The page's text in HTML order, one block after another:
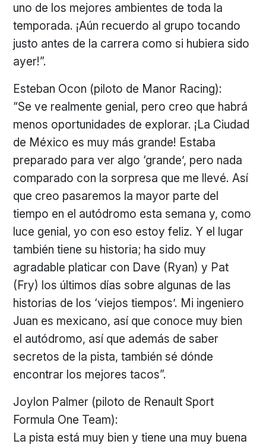
uno de los mejores ambientes de toda la
temporada. ¡Aún recuerdo al grupo tocando
justo antes de la carrera como si hubiera sido
ayer!”.
Esteban Ocon (piloto de Manor Racing):
“Se ve realmente genial, pero creo que habrá
menos oportunidades de explorar. ¡La Ciudad
de México es muy más grande! Estaba
preparado para ver algo ‘grande’, pero nada
comparado con la sorpresa que me llevé. Así
que creo pasaremos la mayor parte del
tiempo en el autódromo esta semana y, como
luce genial, yo con eso estoy feliz. Y el lugar
también tiene su historia; ha sido muy
agradable platicar con Dave (Ryan) y Pat
(Fry) los últimos días sobre algunas de las
historias de los ‘viejos tiempos’. Mi ingeniero
Juan es mexicano, así que conoce muy bien
el autódromo, así que además de saber
secretos de la pista, también sé dónde
encontrar los mejores tacos”.
Joylon Palmer (piloto de Renault Sport
Formula One Team):
La pista está muy bien y tiene una muy buena